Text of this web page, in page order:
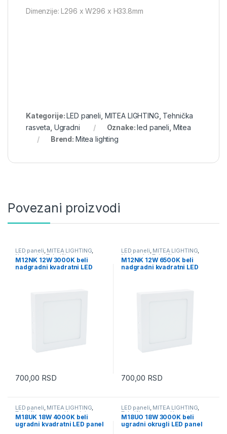
Dimenzije: L296 x W296 x H33.8mm
Kategorije:LED paneli MITEA LIGHTING Tehnička
rasveta Ugradni Oznake:led paneli Mitea
Brend: Mitea lighting
Povezani proizvodi
LED paneli, MITEA LIGHTING,
Nadgradni,Tehnička rasveta
M12NK 12W 3000K beli
nadgradni kvadratni LED
700,00 RSD
LED paneli, MITEA LIGHTING,
Nadgradni,Tehnička rasveta
M12NK 12W 6500K beli
nadgradni kvadratni LED
700,00 RSD
LED paneli, MITEA LIGHTING,
Tehnička rasveta ,Ugradni
M18UK 18W 4000K beli
ugradni kvadratni LED panel
LED paneli, MITEA LIGHTING,
Tehnička rasveta ,Ugradni
M18UO 18W 3000K beli
ugradni okrugli LED panel